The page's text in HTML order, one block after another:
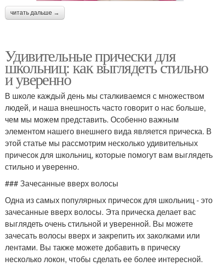
читать дальше →
Удивительные прически для
школьниц: как выглядеть стильно
и уверенно
В школе каждый день мы сталкиваемся с множеством
людей, и наша внешность часто говорит о нас больше,
чем мы можем представить. Особенно важным
элементом нашего внешнего вида является прическа. В
этой статье мы рассмотрим несколько удивительных
причесок для школьниц, которые помогут вам выглядеть
стильно и уверенно.
### Зачесанные вверх волосы
Одна из самых популярных причесок для школьниц - это
зачесанные вверх волосы. Эта прическа делает вас
выглядеть очень стильной и уверенной. Вы можете
зачесать волосы вверх и закрепить их заколками или
лентами. Вы также можете добавить в прическу
несколько локон, чтобы сделать ее более интересной.